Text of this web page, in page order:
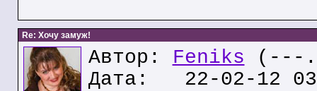
Re: Хочу замуж!
Автор: Feniks (---
Дата: 22-02-12